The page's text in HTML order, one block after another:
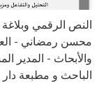
النص الرقمي وبلاغة
والأبحاث - المدير
الباحث و مطبعة دار القلم -